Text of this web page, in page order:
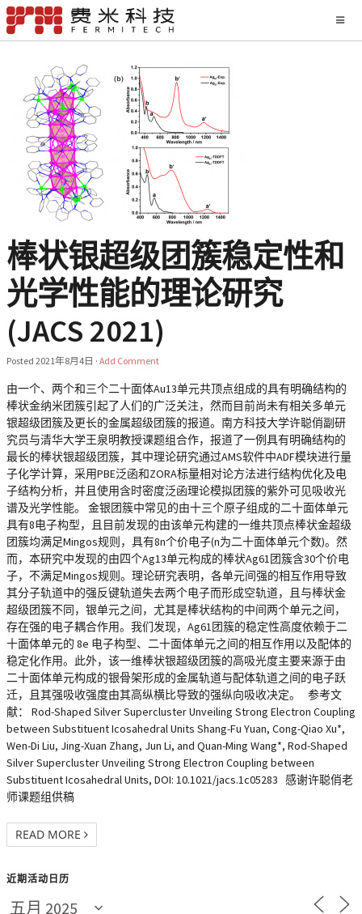
棒状银超级团簇稳定性和
光学性能的理论研究
(JACS 2021)
Posted 2021年8月4日 · Add Comment
由一个、两个和三个二十面体Au13单元共顶点组成的具有明确结构的
棒状金纳米团簇引起了人们的广泛关注，然而目前尚未有相关多单元
银超级团簇及更长的金属超级团簇的报道。南方科技大学许聪俏副研
究员与清华大学王泉明教授课题组合作，报道了一例具有明确结构的
最长的棒状银超级团簇，其中理论研究通过AMS软件中ADF模块进行量
子化学计算，采用PBE泛函和ZORA标量相对论方法进行结构优化及电
子结构分析，并且使用含时密度泛函理论模拟团簇的紫外可见吸收光
谱及光学性能。 金银团簇中常见的由十三个原子组成的二十面体单元
具有8电子构型，且目前发现的由该单元构建的一维共顶点棒状金超级
团簇均满足Mingos规则，具有8n个价电子(n为二十面体单元个数)。然
而，本研究中发现的由四个Ag13单元构成的棒状Ag61团簇含30个价电
子，不满足Mingos规则。理论研究表明，各单元间强的相互作用导致
其分子轨道中的强反键轨道失去两个电子而形成空轨道，且与棒状金
超级团簇不同，银单元之间，尤其是棒状结构的中间两个单元之间，
存在强的电子耦合作用。我们发现，Ag61团簇的稳定性高度依赖于二
十面体单元的 8e 电子构型、二十面体单元之间的相互作用以及配体的
稳定化作用。此外，该一维棒状银超级团簇的高吸光度主要来源于由
二十面体单元构成的银骨架形成的金属轨道与配体轨道之间的电子跃
迁，且其强吸收强度由其高纵横比导致的强纵向吸收决定。 参考文
献： Rod-Shaped Silver Supercluster Unveiling Strong Electron Coupling
between Substituent Icosahedral Units Shang-Fu Yuan, Cong-Qiao Xu*,
Wen-Di Liu, Jing-Xuan Zhang, Jun Li, and Quan-Ming Wang*, Rod-Shaped
Silver Supercluster Unveiling Strong Electron Coupling between
Substituent Icosahedral Units, DOI: 10.1021/jacs.1c05283 感谢许聪俏老
师课题组供稿
READ MORE
近期活动日历